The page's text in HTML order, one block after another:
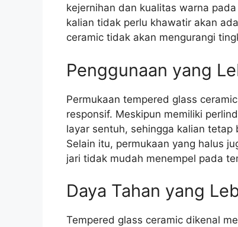
kejernihan dan kualitas warna
kalian tidak perlu khawatir akan
ceramic tidak akan mengurangi
Penggunaan yang
Permukaan tempered glass
responsif. Meskipun memiliki
layar sentuh, sehingga kalian
Selain itu, permukaan yang halus
jari tidak mudah menempel pada
Daya Tahan yang
Tempered glass ceramic dikenal